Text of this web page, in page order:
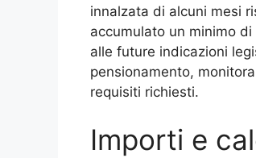
innalzata di alcuni mesi
accumulato un minimo
alle future indicazioni
pensionamento,
requisiti richiesti.
Importi e